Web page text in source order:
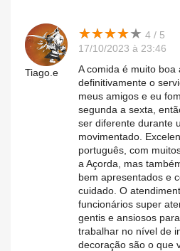
Tiago.e
★★★★★
★★★★★ 4 / 5
17/10/2023 à 23:46
A comida é muito
definitivamente o
meus amigos e eu
segunda a sexta,
ser diferente durante
movimentado.
português, com
a Açorda, mas
bem apresentados e
cuidado. O
funcionários super
gentis e ansiosos
trabalhar no nível de
decoração são o que